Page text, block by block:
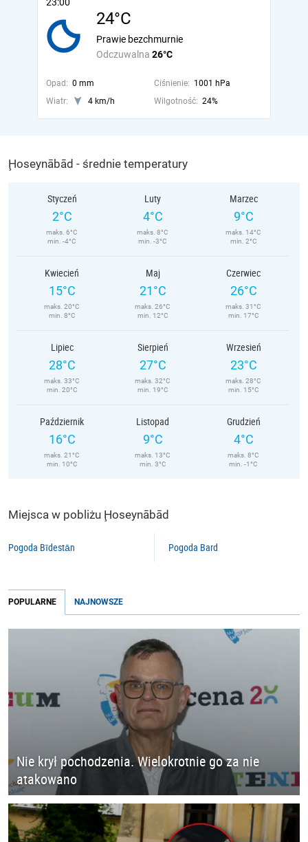
24°C
Odczuwalna 26°C
Prawie bezchmurnie
Opad: 0 mm Ciśnienie: 1001 hPa
Wiatr:
4 km/h Wilgotność: 24%
Ḩoseynābād - średnie temperatury
Styczeń
2°C
maks. 6°C
min. -4°C
Luty
4°C
maks. 8°C
min. -3°C
Marzec
9°C
maks. 14°C
min. 2°C
Kwiecień
15°C
maks. 20°C
min. 8°C
Maj
21°C
maks. 26°C
min. 12°C
Czerwiec
26°C
maks. 31°C
min. 17°C
Lipiec
28°C
maks. 33°C
min. 20°C
Sierpień
27°C
maks. 32°C
min. 19°C
Wrzesień
23°C
maks. 28°C
min. 15°C
Październik
16°C
maks. 21°C
min. 10°C
Listopad
9°C
maks. 13°C
min. 3°C
Grudzień
4°C
maks. 8°C
min. -1°C
Miejsca w pobliżu Ḩoseynābād
Pogoda Bīdestān Pogoda Bard
POPULARNE NAJNOWSZE
Nie krył pochodzenia. Wielokrotnie go za nie
atakowano